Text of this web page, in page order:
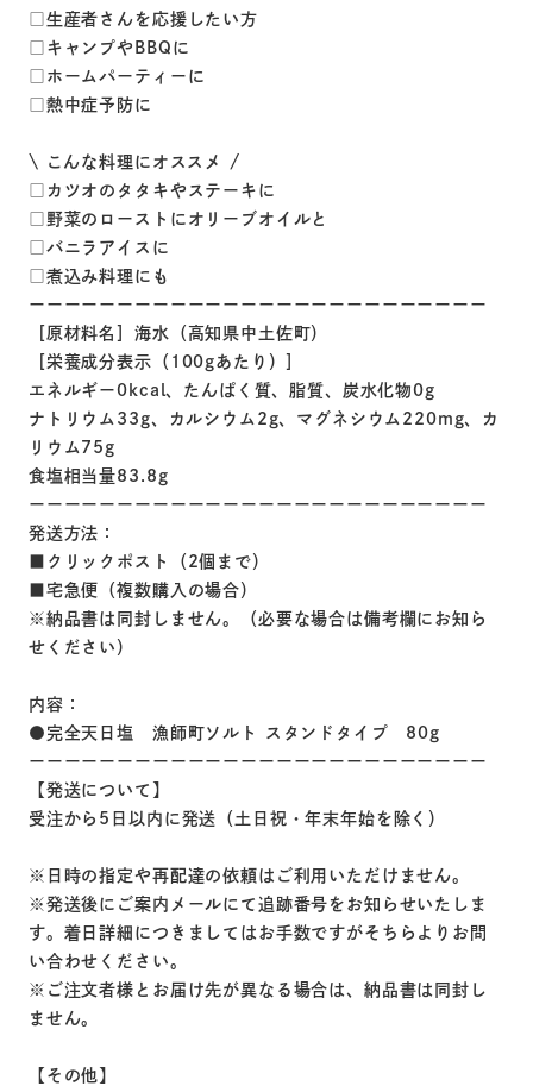
□生産者さんを応援したい方
□キャンプやBBQに
□ホームパーティーに
□熱中症予防に
\ こんな料理にオススメ /
□カツオのタタキやステーキに
□野菜のローストにオリーブオイルと
□バニラアイスに
□煮込み料理にも
ーーーーーーーーーーーーーーーーーーーーーーーーーー
［原材料名］海水（高知県中土佐町）
［栄養成分表示（100gあたり）］
エネルギー0kcal、たんぱく質、脂質、炭水化物0g
ナトリウム33g、カルシウム2g、マグネシウム220mg、カ
リウム75g
食塩相当量83.8g
ーーーーーーーーーーーーーーーーーーーーーーーーーー
発送方法：
■クリックポスト（2個まで）
■宅急便（複数購入の場合）
※納品書は同封しません。（必要な場合は備考欄にお知ら
せください）
内容：
●完全天日塩 漁師町ソルト スタンドタイプ 80g
ーーーーーーーーーーーーーーーーーーーーーーーーーー
【発送について】
受注から5日以内に発送（土日祝・年末年始を除く）
※日時の指定や再配達の依頼はご利用いただけません。
※発送後にご案内メールにて追跡番号をお知らせいたしま
す。着日詳細につきましてはお手数ですがそちらよりお問
い合わせください。
※ご注文者様とお届け先が異なる場合は、納品書は同封し
ません。
【その他】